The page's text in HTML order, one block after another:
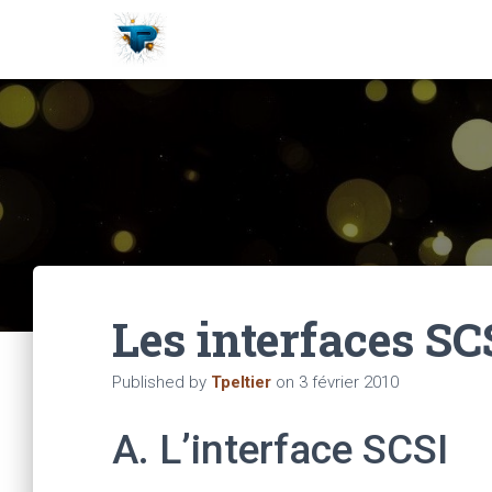
Les interfaces
Published by Tpeltier on 3 février 2010
A. L’interface SCSI